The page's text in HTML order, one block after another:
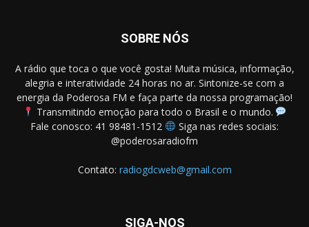
SOBRE NÓS
A rádio que toca o que você gosta! Muita música, informação,
alegria e interatividade 24 horas no ar. Sintonize-se com a
energia da Poderosa FM e faça parte da nossa programação!
Transmitindo emoção para todo o Brasil e o mundo.
Fale conosco: 41 98481-1512
Siga nas redes sociais:
@poderosaradiofm
Contato: radiogdcweb@gmail.com
SIGA-NOS